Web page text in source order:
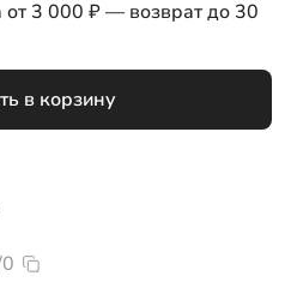
от 3 000 ₽ — возврат до 30
в корзину